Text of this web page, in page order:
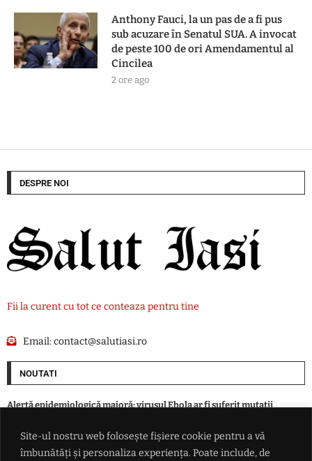
Site-ul nostru web folosește fișiere cookie pentru a vă
îmbunătăți și personaliza experiența. Poate include, de
Anthony Fauci, la un pas de a fi pus
sub acuzare în Senatul SUA. A invocat
de peste 100 de ori Amendamentul al
Cincilea
2 ore ago
DESPRE NOI
Fii la curent cu tot ce conteaza pentru tine
Email:contact@salutiasi.ro
NOUTATI
Alertă epidemiologică majoră: virusul Ebola ar fi suferit mutații
În județ, nu vom circula nici anul acesta pe autostradă. A7 se grăbește